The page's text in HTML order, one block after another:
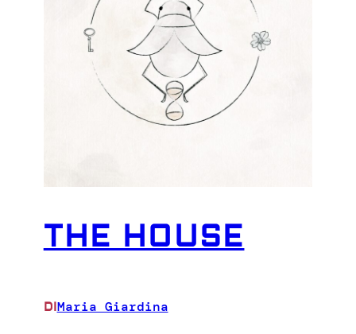
THE HOUSE
DIMaria Giardina